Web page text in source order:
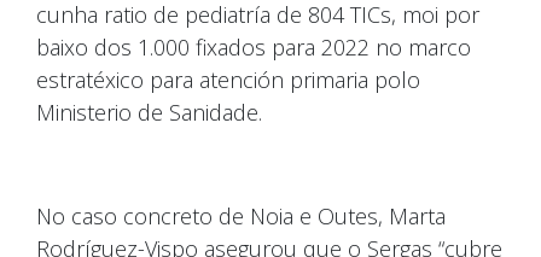
cunha ratio de pediatría de 804 TICs, moi por
baixo dos 1.000 fixados para 2022 no marco
estratéxico para atención primaria polo
Ministerio de Sanidade.
No caso concreto de Noia e Outes, Marta
Rodríguez-Vispo asegurou que o Sergas “cubre